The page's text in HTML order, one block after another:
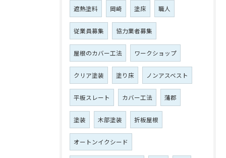
遮熱塗料 岡崎 塗床 職人
従業員募集 協力業者募集
屋根のカバー工法 ワークショップ
クリア塗装 塗り床 ノンアスベスト
平板スレート カバー工法 蒲郡
塗装 木部塗装 折板屋根
オートンイクシード